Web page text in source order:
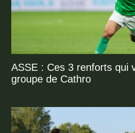
ASSE : Ces 3 renforts qui
groupe de Cathro